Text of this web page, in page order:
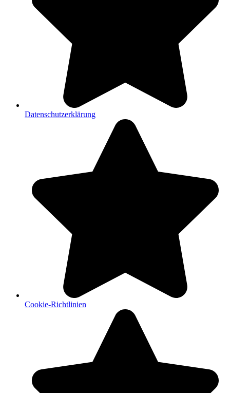
Datenschutzerklärung
Cookie-Richtlinien